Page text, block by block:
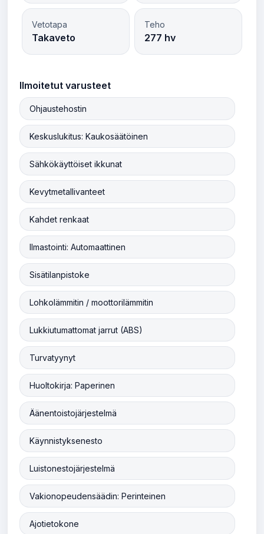
Vetotapa
Takaveto
Teho
277 hv
Ilmoitetut varusteet
Ohjaustehostin
Keskuslukitus: Kaukosäätöinen
Sähkökäyttöiset ikkunat
Kevytmetallivanteet
Kahdet renkaat
Ilmastointi: Automaattinen
Sisätilanpistoke
Lohkolämmitin / moottorilämmitin
Lukkiutumattomat jarrut (ABS)
Turvatyynyt
Huoltokirja: Paperinen
Äänentoistojärjestelmä
Käynnistyksenesto
Luistonestojärjestelmä
Vakionopeudensäädin: Perinteinen
Ajotietokone